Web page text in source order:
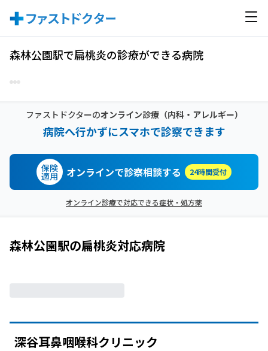
森林公園駅で扁桃炎の診療ができる病院
ファストドクターのオンライン診療（内科・アレルギー）
病院へ行かずにスマホで診察できます
保険
適用 オンラインで診察相談する 24時間受付
オンライン診療で対応できる症状・処方薬
森林公園駅の扁桃炎対応病院
深谷耳鼻咽喉科クリニック